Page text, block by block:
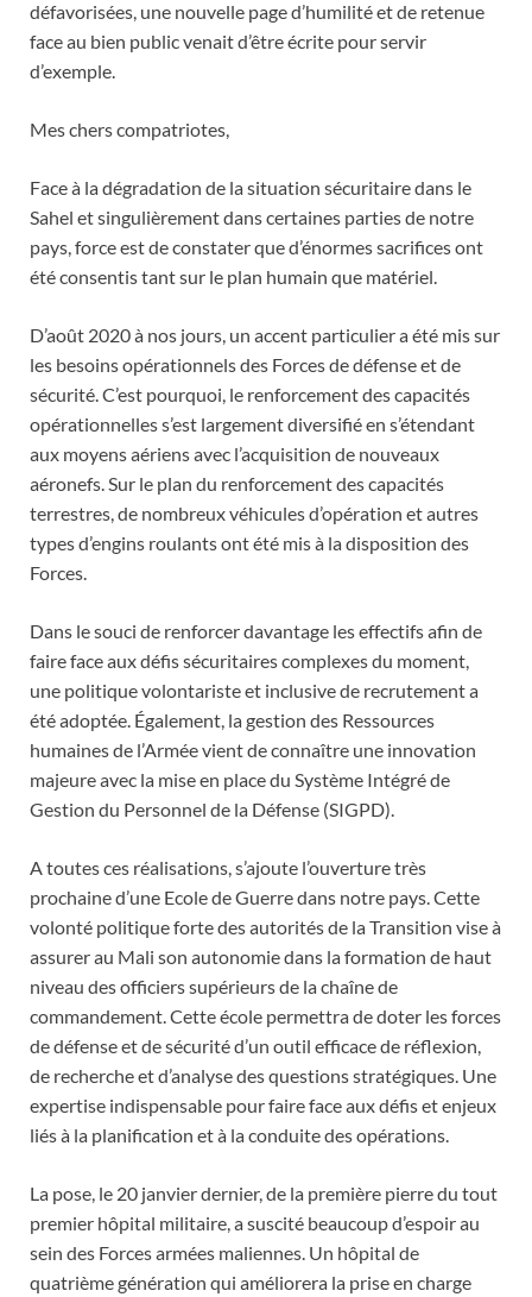
défavorisées, une nouvelle page d’humilité et de retenue
face au bien public venait d’être écrite pour servir
d’exemple.
Mes chers compatriotes,
Face à la dégradation de la situation sécuritaire dans le
Sahel et singulièrement dans certaines parties de notre
pays, force est de constater que d’énormes sacrifices ont
été consentis tant sur le plan humain que matériel.
D’août 2020 à nos jours, un accent particulier a été mis sur
les besoins opérationnels des Forces de défense et de
sécurité. C’est pourquoi, le renforcement des capacités
opérationnelles s’est largement diversifié en s’étendant
aux moyens aériens avec l’acquisition de nouveaux
aéronefs. Sur le plan du renforcement des capacités
terrestres, de nombreux véhicules d’opération et autres
types d’engins roulants ont été mis à la disposition des
Forces.
Dans le souci de renforcer davantage les effectifs afin de
faire face aux défis sécuritaires complexes du moment,
une politique volontariste et inclusive de recrutement a
été adoptée. Également, la gestion des Ressources
humaines de l’Armée vient de connaître une innovation
majeure avec la mise en place du Système Intégré de
Gestion du Personnel de la Défense (SIGPD).
A toutes ces réalisations, s’ajoute l’ouverture très
prochaine d’une Ecole de Guerre dans notre pays. Cette
volonté politique forte des autorités de la Transition vise à
assurer au Mali son autonomie dans la formation de haut
niveau des officiers supérieurs de la chaîne de
commandement. Cette école permettra de doter les forces
de défense et de sécurité d’un outil efficace de réflexion,
de recherche et d’analyse des questions stratégiques. Une
expertise indispensable pour faire face aux défis et enjeux
liés à la planification et à la conduite des opérations.
La pose, le 20 janvier dernier, de la première pierre du tout
premier hôpital militaire, a suscité beaucoup d’espoir au
sein des Forces armées maliennes. Un hôpital de
quatrième génération qui améliorera la prise en charge